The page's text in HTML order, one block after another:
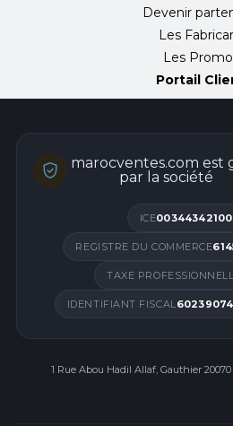
Devenir
Les
Les
Portail
marocventes.com est
par la société
ICE
REGISTRE DU COMMERCE
TAXE
IDENTIFIANT FISCAL60239074
1 Rue Abou Hadil Allaf, Gauthier